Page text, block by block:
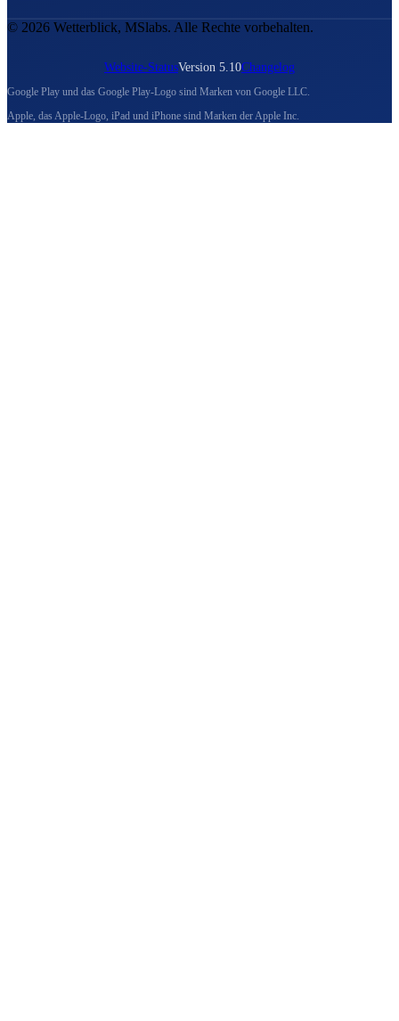
© 2026 Wetterblick, MSlabs. Alle Rechte vorbehalten.
Website-StatusVersion 5.10Changelog
Google Play und das Google Play-Logo sind Marken von Google LLC.
Apple, das Apple-Logo, iPad und iPhone sind Marken der Apple Inc.